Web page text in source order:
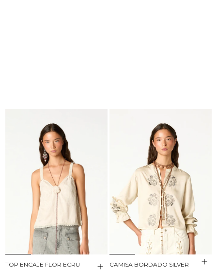
TOP ENCAJE FLOR ECRU
CAMISA BORDADO SILVER